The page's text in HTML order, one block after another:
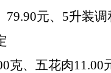
79.90元、5升装
克、 五花肉11.00